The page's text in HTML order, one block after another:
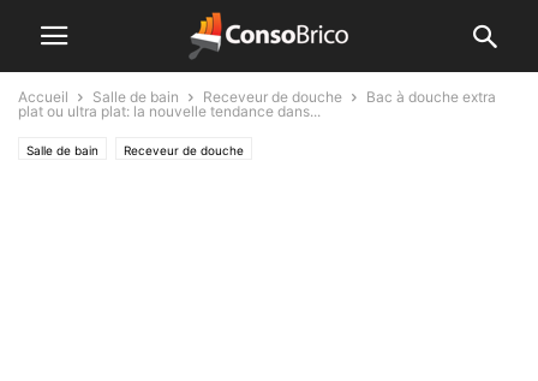
Accueil Salle de bain Receveur de douche
Bac à douche extra
plat ou ultra plat: la nouvelle tendance dans...
Salle de bain Receveur de douche